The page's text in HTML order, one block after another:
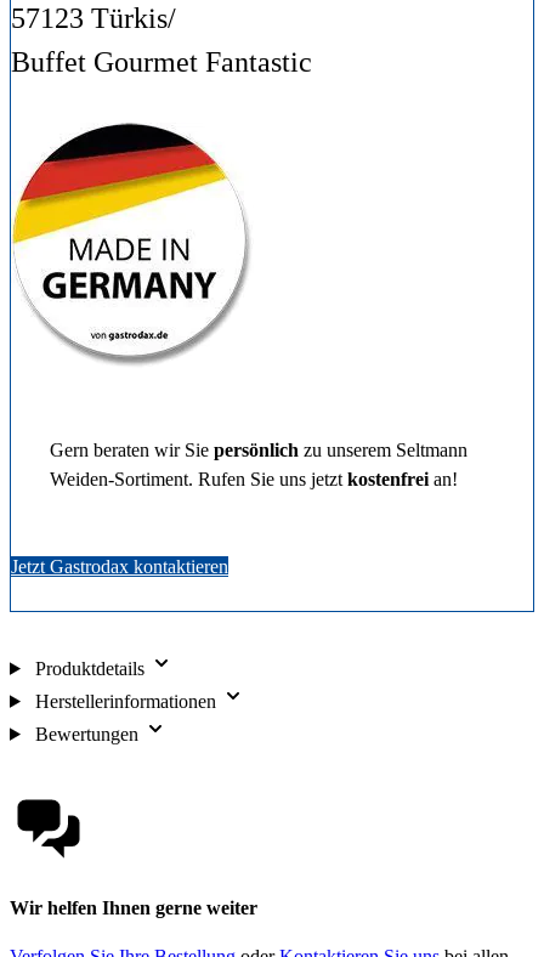
57123 Türkis/
Buffet Gourmet Fantastic
Gern beraten wir Sie persönlich zu unserem Seltmann
Weiden-Sortiment. Rufen Sie uns jetzt kostenfrei an!
Jetzt Gastrodax kontaktieren
Produktdetails
Herstellerinformationen
Bewertungen
Wir helfen Ihnen gerne weiter